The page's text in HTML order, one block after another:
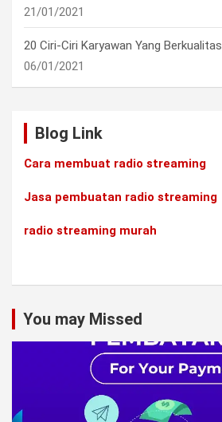
21/01/2021
20 Ciri-Ciri Karyawan Yang Berkualitas
06/01/2021
Blog Link
Cara membuat radio streaming
Jasa pembuatan radio streaming
radio streaming murah
You may Missed